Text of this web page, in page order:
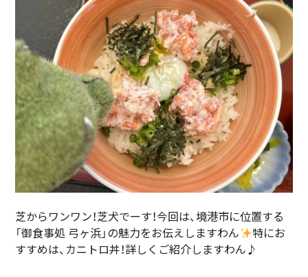
芝からワンワン！芝犬でーす！今回は、境港市に位置する
「御食事処 弓ヶ浜」の魅力をお伝えしますわん
特にお
すすめは、カニトロ丼！詳しくご紹介しますわん♪